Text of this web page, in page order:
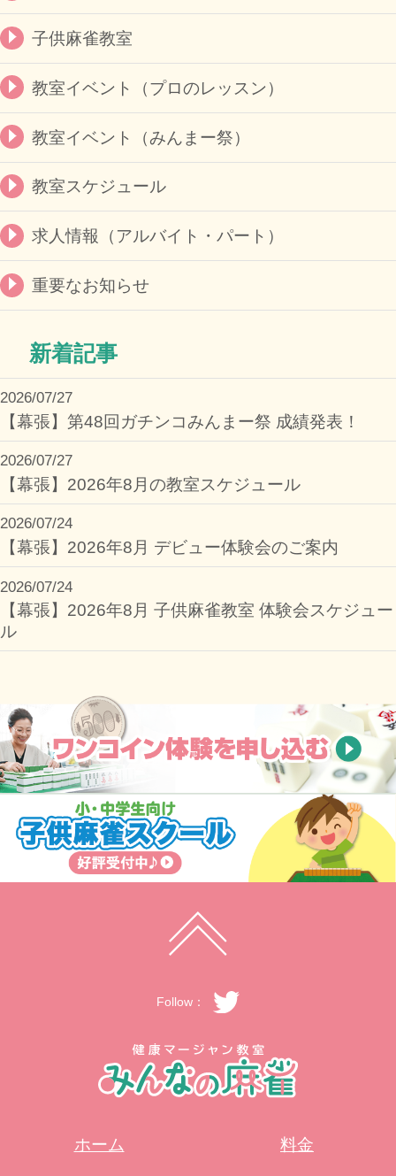
子供麻雀教室
教室イベント（プロのレッスン）
教室イベント（みんまー祭）
教室スケジュール
求人情報（アルバイト・パート）
重要なお知らせ
新着記事
2026/07/27
【幕張】第48回ガチンコみんまー祭 成績発表！
2026/07/27
【幕張】2026年8月の教室スケジュール
2026/07/24
【幕張】2026年8月 デビュー体験会のご案内
2026/07/24
【幕張】2026年8月 子供麻雀教室 体験会スケジュー
ル
Follow：
ホーム 料金